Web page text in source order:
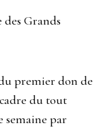
Grands
premier don de
du tout
semaine par